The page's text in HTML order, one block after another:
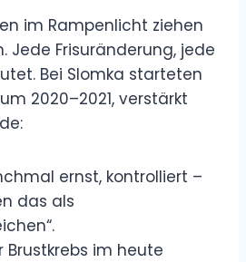
im Rampenlicht ziehen
Jede Frisuränderung, jede
Bei Slomka starteten
2020–2021, verstärkt
ernst, kontrolliert –
das als
Brustkrebs im heute